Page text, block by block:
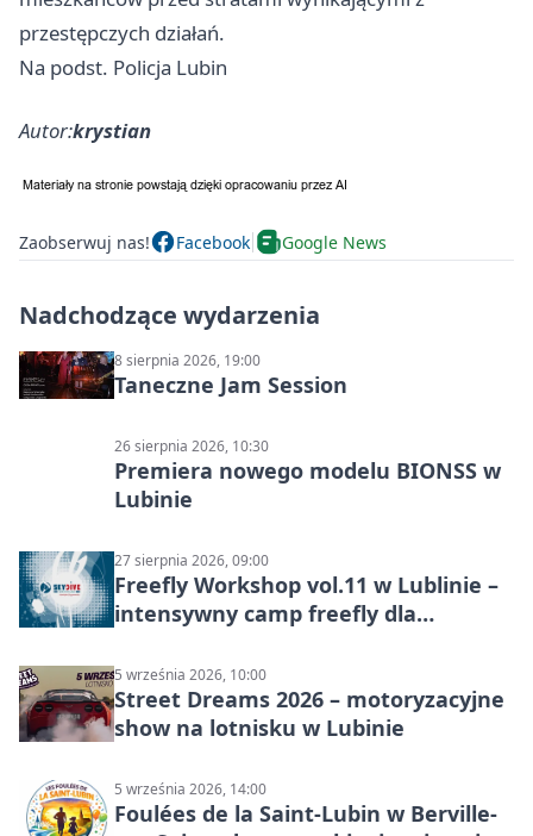
przestępczych działań.
Na podst. Policja Lubin
Autor:krystian
Zaobserwuj nas! Facebook Google News
Nadchodzące wydarzenia
8 sierpnia 2026, 19:00
Taneczne Jam Session
26 sierpnia 2026, 10:30
Premiera nowego modelu BIONSS w
Lubinie
27 sierpnia 2026, 09:00
Freefly Workshop vol.11 w Lublinie –
intensywny camp freefly dla
5 września 2026, 10:00
Street Dreams 2026 – motoryzacyjne
show na lotnisku w Lubinie
5 września 2026, 14:00
Foulées de la Saint-Lubin w Berville-